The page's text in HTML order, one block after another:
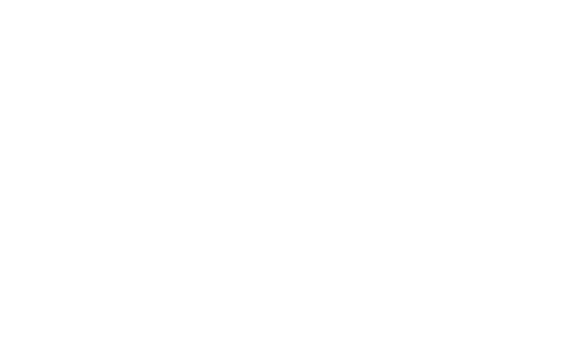
/ 45 in, Cintura: 71 cm / 28 in, Busto: 97 cm / 38 in, Color: Multicolor, Talla: L